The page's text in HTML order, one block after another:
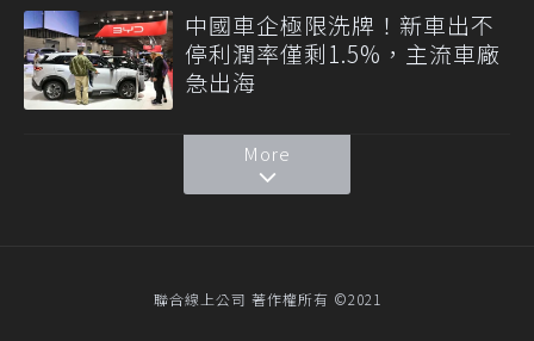
中國車企極限洗牌！新車出不
停利潤率僅剩1.5%，主流車廠
急出海
More
聯合線上公司 著作權所有 ©2021